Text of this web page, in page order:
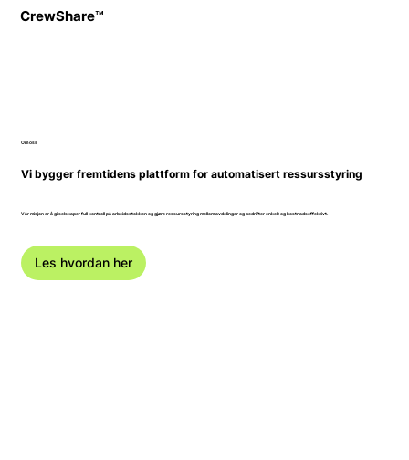
CrewShare™
Om oss
Vi bygger fremtidens plattform for automatisert ressursstyring
Vår misjon er å gi selskaper full kontroll på arbeidsstokken og gjøre ressursstyring mellom avdelinger og bedrifter enkelt og kostnadseffektivt.
Les hvordan her